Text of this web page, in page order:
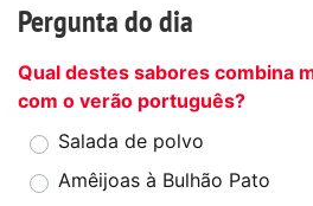
Pergunta do dia
Qual destes sabores combina
com o verão português?
Salada de polvo
Amêijoas à Bulhão Pato